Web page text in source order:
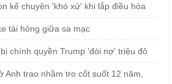
kể chuyện 'khó xử' khi lắp điều hòa
tải hỏng giữa sa mạc
chính quyền Trump 'đòi nợ' triệu đô
Anh trao nhầm tro cốt suốt 12 năm,